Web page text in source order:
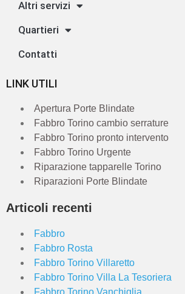
Altri servizi
Quartieri
Contatti
LINK UTILI
Apertura Porte Blindate
Fabbro Torino cambio serrature
Fabbro Torino pronto intervento
Fabbro Torino Urgente
Riparazione tapparelle Torino
Riparazioni Porte Blindate
Articoli recenti
Fabbro
Fabbro Rosta
Fabbro Torino Villaretto
Fabbro Torino Villa La Tesoriera
Fabbro Torino Vanchiglia